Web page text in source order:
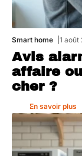
Smart home 1 août
Avis
affaire
cher ?
En savoir plus